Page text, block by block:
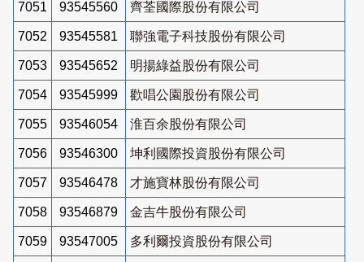
7051 93545560 齊荃國際股份有限公司
7052 93545581 聯強電子科技股份有限公司
7053 93545652 明揚綠益股份有限公司
7054 93545999 歡唱公園股份有限公司
7055 93546054 淮百余股份有限公司
7056 93546300 坤利國際投資股份有限公司
7057 93546478 才施寶林股份有限公司
7058 93546879 金吉牛股份有限公司
7059 93547005 多利爾投資股份有限公司